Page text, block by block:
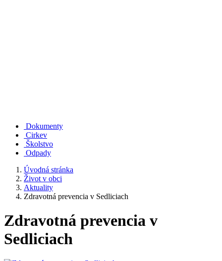
Dokumenty
Cirkev
Školstvo
Odpady
Úvodná stránka
Život v obci
Aktuality
Zdravotná prevencia v Sedliciach
Zdravotná prevencia v
Sedliciach